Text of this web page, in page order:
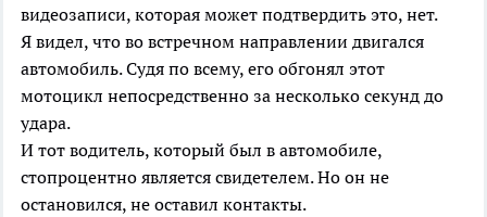
видеозаписи, которая может подтвердить это, нет.
Я видел, что во встречном направлении двигался
автомобиль. Судя по всему, его обгонял этот
мотоцикл непосредственно за несколько секунд до
удара.
И тот водитель, который был в автомобиле,
стопроцентно является свидетелем. Но он не
остановился, не оставил контакты.